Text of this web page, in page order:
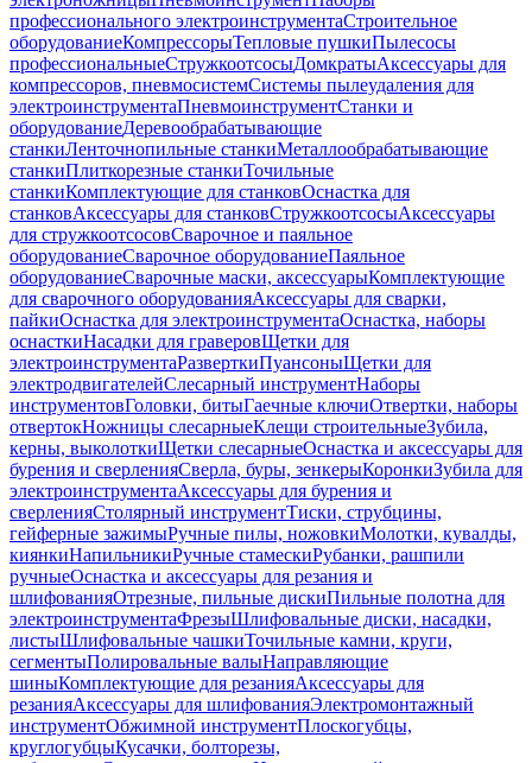
профессионального электроинструментаСтроительное
оборудованиеКомпрессорыТепловые пушкиПылесосы
профессиональныеСтружкоотсосыДомкратыАксессуары для
компрессоров, пневмосистемСистемы пылеудаления для
электроинструментаПневмоинструментСтанки и
оборудованиеДеревообрабатывающие
станкиЛенточнопильные станкиМеталлообрабатывающие
станкиПлиткорезные станкиТочильные
станкиКомплектующие для станковОснастка для
станковАксессуары для станковСтружкоотсосыАксессуары
для стружкоотсосовСварочное и паяльное
оборудованиеСварочное оборудованиеПаяльное
оборудованиеСварочные маски, аксессуарыКомплектующие
для сварочного оборудованияАксессуары для сварки,
пайкиОснастка для электроинструментаОснастка, наборы
оснасткиНасадки для граверовЩетки для
электроинструментаРазверткиПуансоныЩетки для
электродвигателейСлесарный инструментНаборы
инструментовГоловки, битыГаечные ключиОтвертки, наборы
отвертокНожницы слесарныеКлещи строительныеЗубила,
керны, выколоткиЩетки слесарныеОснастка и аксессуары для
бурения и сверленияСверла, буры, зенкерыКоронкиЗубила для
электроинструментаАксессуары для бурения и
сверленияСтолярный инструментТиски, струбцины,
гейферные зажимыРучные пилы, ножовкиМолотки, кувалды,
киянкиНапильникиРучные стамескиРубанки, рашпили
ручныеОснастка и аксессуары для резания и
шлифованияОтрезные, пильные дискиПильные полотна для
электроинструментаФрезыШлифовальные диски, насадки,
листыШлифовальные чашкиТочильные камни, круги,
сегментыПолировальные валыНаправляющие
шиныКомплектующие для резанияАксессуары для
резанияАксессуары для шлифованияЭлектромонтажный
инструментОбжимной инструментПлоскогубцы,
круглогубцыКусачки, болторезы,